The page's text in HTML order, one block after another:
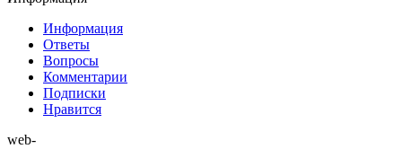
Информация
Ответы
Вопросы
Комментарии
Подписки
Нравится
web-